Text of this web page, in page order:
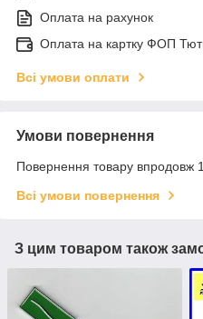
Оплата на рахунок
Оплата на картку ФОП
Всі умови оплати
Умови повернення
Повернення товару впродовж
Всі умови повернення
З цим товаром також